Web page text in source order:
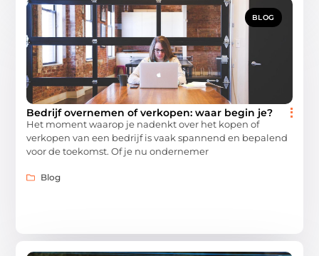
BLOG
Bedrijf overnemen of verkopen: waar begin je?
Het moment waarop je nadenkt over het kopen of
verkopen van een bedrijf is vaak spannend en bepalend
voor de toekomst. Of je nu ondernemer
Blog